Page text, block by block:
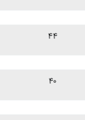
۴۴
۴۰